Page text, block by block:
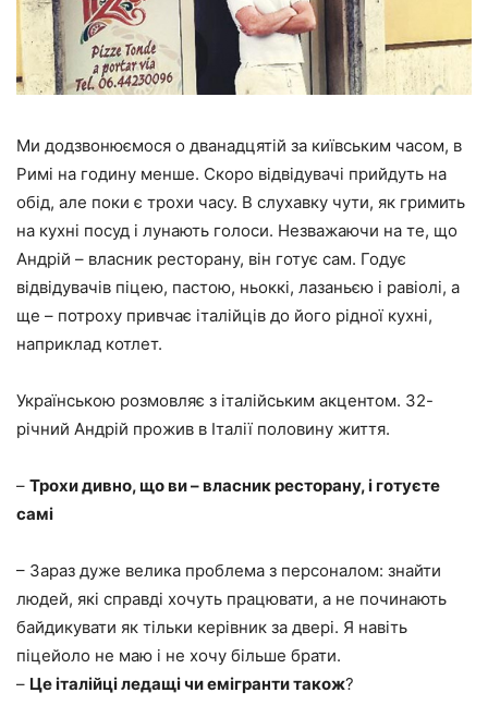
Ми додзвонюємося о дванадцятій за київським часом, в
Римі на годину менше. Скоро відвідувачі прийдуть на
обід, але поки є трохи часу. В слухавку чути, як гримить
на кухні посуд і лунають голоси. Незважаючи на те, що
Андрій – власник ресторану, він готує сам. Годує
відвідувачів піцею, пастою, ньоккі, лазаньєю і равіолі, а
ще – потроху привчає італійців до його рідної кухні,
наприклад котлет.
Українською розмовляє з італійським акцентом. 32-
річний Андрій прожив в Італії половину життя.
– Трохи дивно, що ви – власник ресторану, і готуєте
самі
– Зараз дуже велика проблема з персоналом: знайти
людей, які справді хочуть працювати, а не починають
байдикувати як тільки керівник за двері. Я навіть
піцейоло не маю і не хочу більше брати.
– Це італійці ледащі чи емігранти також?